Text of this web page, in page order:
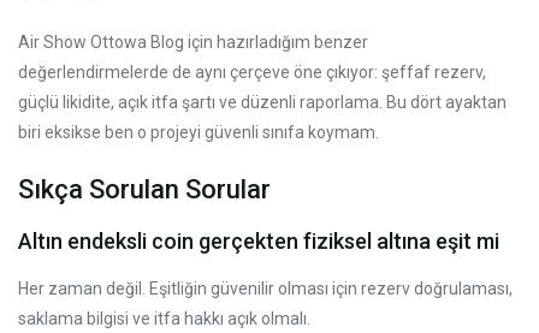
Air Show Ottowa Blog için hazırladığım benzer
değerlendirmelerde de aynı çerçeve öne çıkıyor: şeffaf rezerv,
güçlü likidite, açık itfa şartı ve düzenli raporlama. Bu dört ayaktan
biri eksikse ben o projeyi güvenli sınıfa koymam.
Sıkça Sorulan Sorular
Altın endeksli coin gerçekten fiziksel altına eşit mi
Her zaman değil. Eşitliğin güvenilir olması için rezerv doğrulaması,
saklama bilgisi ve itfa hakkı açık olmalı.